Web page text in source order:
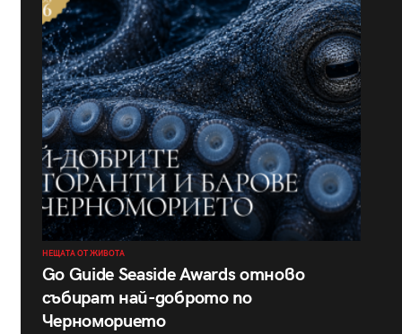
НЕЩАТА ОТ ЖИВОТА
Go Guide Seaside Awards отново
събират най-доброто по
Черноморието